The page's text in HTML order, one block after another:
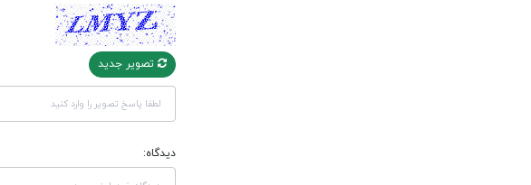
تصویر جدید
دیدگاه: